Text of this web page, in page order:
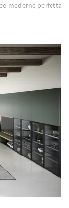
moderne perfetta